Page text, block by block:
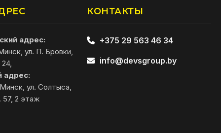
адрес:
ул. П. Бровки,
адрес:
ул. Солтыса,
57, 2 этаж
КОНТАКТЫ
+375 29 563 46 34
info@devsgroup.by